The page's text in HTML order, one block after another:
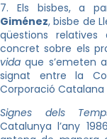
7. Els bisbes, a
Giménez, bisbe de
qüestions
concret sobre els
vida que s’emeten
signat entre la
Corporació Catalana
Signes dels
Catalunya l’any